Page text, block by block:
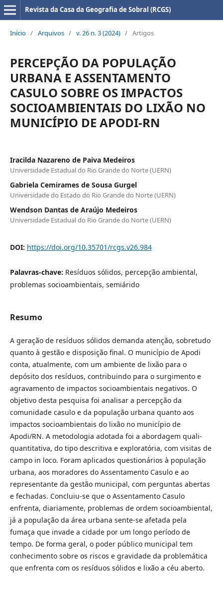
Revista da Casa da Geografia de Sobral (RCGS)
Início / Arquivos / v. 26 n. 3 (2024) / Artigos
PERCEPÇÃO DA POPULAÇÃO
URBANA E ASSENTAMENTO
CASULO SOBRE OS IMPACTOS
SOCIOAMBIENTAIS DO LIXÃO NO
MUNICÍPIO DE APODI-RN
Iracilda Nazareno de Paiva Medeiros
Universidade Estadual do Rio Grande do Norte (UERN)
Gabriela Cemirames de Sousa Gurgel
Universidade do Estado do Rio Grande do Norte (UERN)
Wendson Dantas de Araújo Medeiros
Universidade Estadual do Rio Grande do Norte (UERN)
DOI: https://doi.org/10.35701/rcgs.v26.984
Palavras-chave: Resíduos sólidos, percepção ambiental,
problemas socioambientais, semiárido
Resumo
A geração de resíduos sólidos demanda atenção, sobretudo
quanto à gestão e disposição final. O município de Apodi
conta, atualmente, com um ambiente de lixão para o
depósito dos resíduos, contribuindo para o surgimento e
agravamento de impactos socioambientais negativos. O
objetivo desta pesquisa foi analisar a percepção da
comunidade casulo e da população urbana quanto aos
impactos socioambientais do lixão no município de
Apodi/RN. A metodologia adotada foi a abordagem quali-
quantitativa, do tipo descritiva e exploratória, com visitas de
campo in loco. Foram aplicados questionários à população
urbana, aos moradores do Assentamento Casulo e ao
representante da gestão municipal, com perguntas abertas
e fechadas. Concluiu-se que o Assentamento Casulo
enfrenta, diariamente, problemas de ordem socioambiental,
já a população da área urbana sente-se afetada pela
fumaça que invade a cidade por um longo período de
tempo. De forma geral, o poder público municipal tem
conhecimento sobre os riscos e gravidade da problemática
que enfrenta com os resíduos sólidos e lixão a céu aberto.